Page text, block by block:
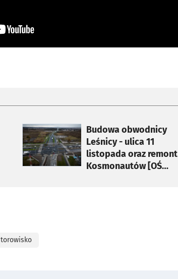
Budowa obwodnicy
Leśnicy - ulica 11
listopada oraz remont
Kosmonautów [OŚ
otworzy się w nowej karcie
torowisko